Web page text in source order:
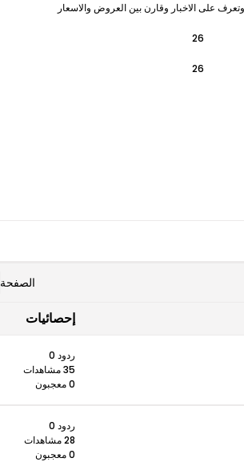
على الاخبار وقارن بين العروض والاسعار
26
26
الصفحة
إحصائيات
ردود 0
35 مشاهدات
0 معجبون
ردود 0
28 مشاهدات
0 معجبون